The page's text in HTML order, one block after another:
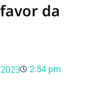
da
2:54 pm